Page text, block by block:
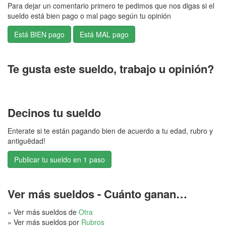
Para dejar un comentario primero te pedimos que nos digas si el
sueldo está bien pago o mal pago según tu opinión
Te gusta este sueldo, trabajo u opinión?
Decinos tu sueldo
Enterate si te están pagando bien de acuerdo a tu edad, rubro y
antiguëdad!
Publicar tu sueldo en 1 paso
Ver más sueldos - Cuánto ganan…
» Ver más sueldos de Otra
» Ver más sueldos por Rubros